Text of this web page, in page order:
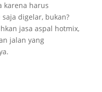
karena harus
digelar, bukan?
jasa aspal hotmix,
jalan yang